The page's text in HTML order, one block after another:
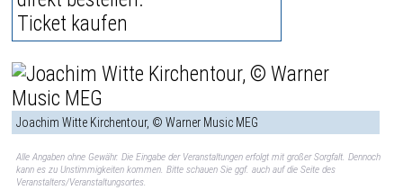
Ticket kaufen
Joachim Witte Kirchentour, © Warner Music MEG
Alle Angaben ohne Gewähr. Die Eingabe der Veranstaltungen erfolgt mit großer Sorgfalt. Dennoch
kann es zu Unstimmigkeiten kommen. Bitte schauen Sie ggf. auch auf die Seite des
Veranstalters/Veranstaltungsortes.